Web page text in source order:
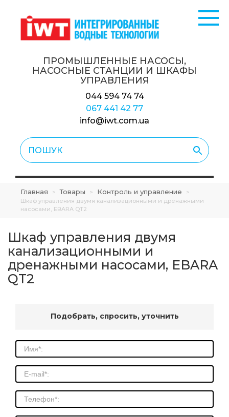
ПРОМЫШЛЕННЫЕ НАСОСЫ,
НАСОСНЫЕ СТАНЦИИ И ШКАФЫ
УПРАВЛЕНИЯ
044 594 74 74
067 441 42 77
info@iwt.com.ua
Главная > Товары > Контроль и управление
>
Шкаф управления двумя канализационными и дренажными
насосами, EBARA QT2
Шкаф управления двумя
канализационными и
дренажными насосами, EBARA
QT2
Подобрать, спросить, уточнить